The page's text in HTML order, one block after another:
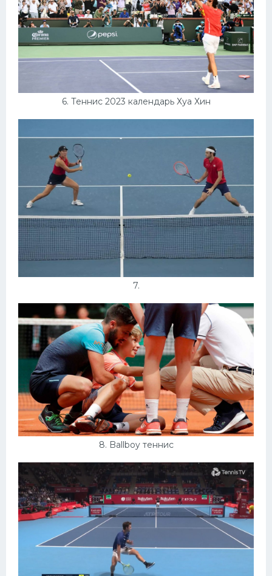
6. Теннис 2023 календарь Хуа Хин
7.
8. Ballboy теннис